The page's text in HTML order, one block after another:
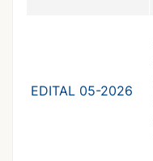
EDITAL 05-2026